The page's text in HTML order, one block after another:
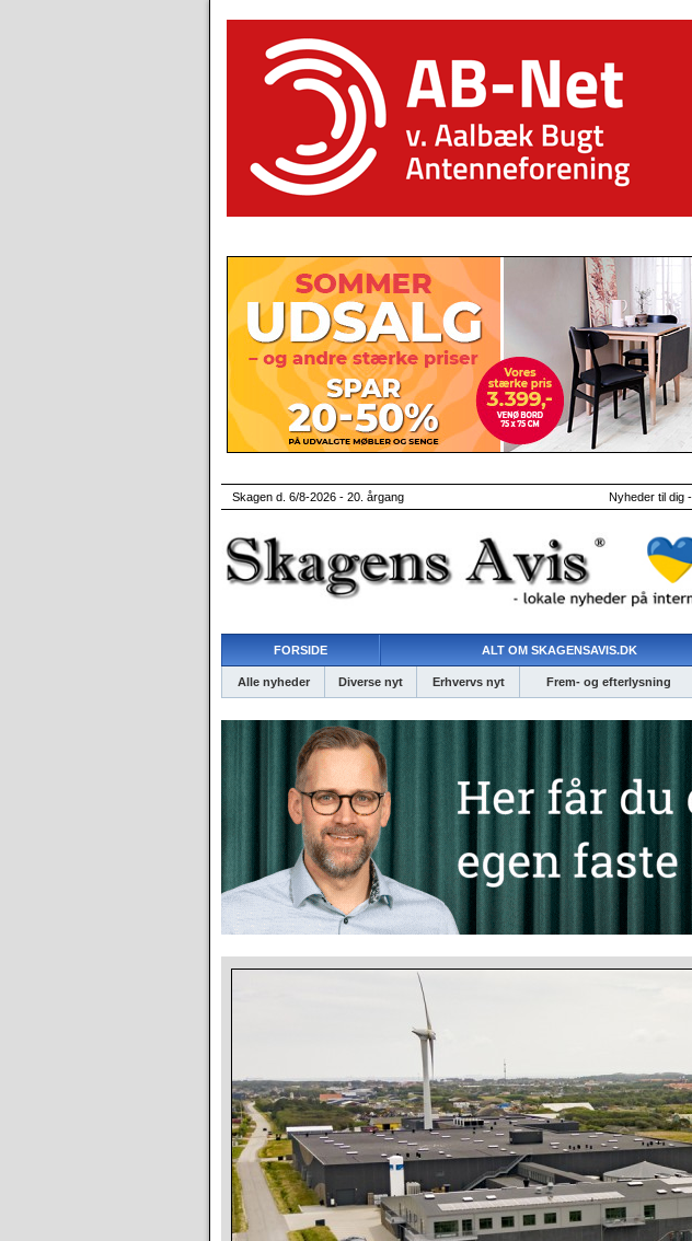
Skagen d. 6/8-2026 - 20. årgang Nyheder til dig
FORSIDE ALT OM SKAGENSAVIS.DK
Alle nyheder Diverse nyt Erhvervs nyt Frem- og efterlysning